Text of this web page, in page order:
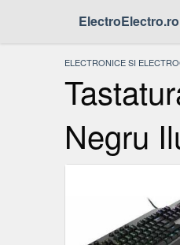
ElectroElectro.ro
ELECTRONICE SI
Negru